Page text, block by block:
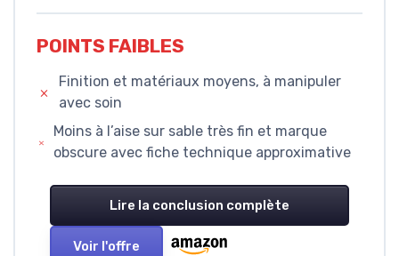
POINTS FAIBLES
Finition et matériaux moyens, à manipuler
avec soin
Moins à l’aise sur sable très fin et marque
obscure avec fiche technique approximative
Lire la conclusion complète
Voir l'offre